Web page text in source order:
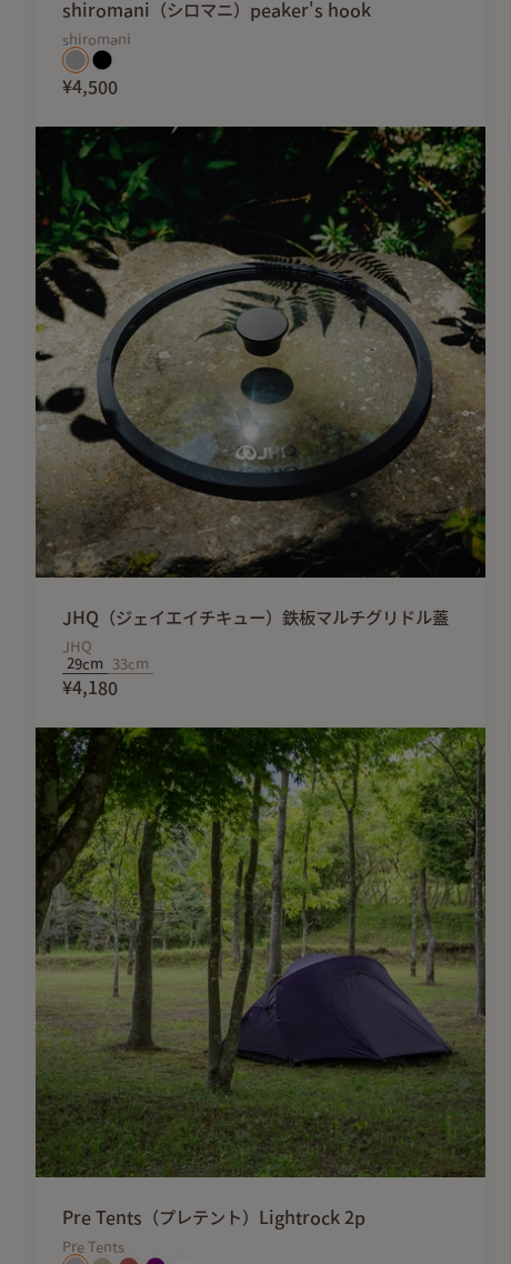
shiromani（シロマニ）peaker's hook
shiromani
¥4,500
JHQ（ジェイエイチキュー）鉄板マルチグリドル蓋
JHQ
29cm
33cm
¥4,180
Pre Tents（プレテント）Lightrock 2p
Pre Tents